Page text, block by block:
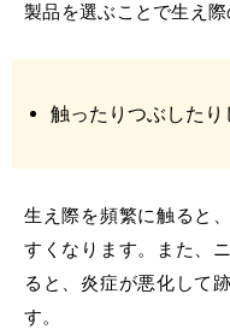
製品を選ぶことで生え
触ったりつぶしたり
生え際を頻繁に触ると
すくなります。また、
ると、炎症が悪化して
す。